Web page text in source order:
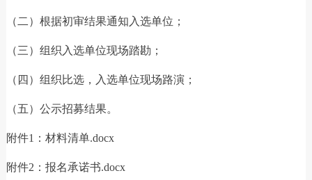
（二）根据初审结果通知入选单位；
（三）组织入选单位现场踏勘；
（四）组织比选，入选单位现场路演；
（五）公示招募结果。
附件1：材料清单.docx
附件2：报名承诺书.docx